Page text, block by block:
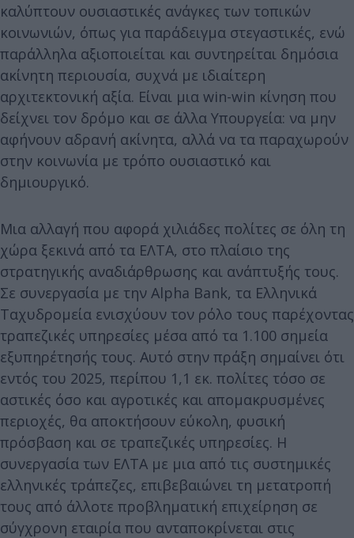
καλύπτουν ουσιαστικές ανάγκες των τοπικών
κοινωνιών, όπως για παράδειγμα στεγαστικές, ενώ
παράλληλα αξιοποιείται και συντηρείται δημόσια
ακίνητη περιουσία, συχνά με ιδιαίτερη
αρχιτεκτονική αξία. Είναι μια win-win κίνηση που
δείχνει τον δρόμο και σε άλλα Υπουργεία: να μην
αφήνουν αδρανή ακίνητα, αλλά να τα παραχωρούν
στην κοινωνία με τρόπο ουσιαστικό και
δημιουργικό.
Μια αλλαγή που αφορά χιλιάδες πολίτες σε όλη τη
χώρα ξεκινά από τα ΕΛΤΑ, στο πλαίσιο της
στρατηγικής αναδιάρθρωσης και ανάπτυξής τους.
Σε συνεργασία με την Alpha Bank, τα Ελληνικά
Ταχυδρομεία ενισχύουν τον ρόλο τους παρέχοντας
τραπεζικές υπηρεσίες μέσα από τα 1.100 σημεία
εξυπηρέτησής τους. Αυτό στην πράξη σημαίνει ότι
εντός του 2025, περίπου 1,1 εκ. πολίτες τόσο σε
αστικές όσο και αγροτικές και απομακρυσμένες
περιοχές, θα αποκτήσουν εύκολη, φυσική
πρόσβαση και σε τραπεζικές υπηρεσίες. Η
συνεργασία των ΕΛΤΑ με μια από τις συστημικές
ελληνικές τράπεζες, επιβεβαιώνει τη μετατροπή
τους από άλλοτε προβληματική επιχείρηση σε
σύγχρονη εταιρία που ανταποκρίνεται στις